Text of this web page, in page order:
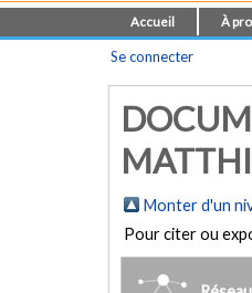
Accueil À
Se connecter
Monter d'un
Pour citer ou